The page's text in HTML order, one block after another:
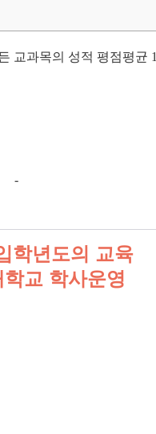
교과목의 성적 평점평균
-
학년도의 교육
교 학사운영